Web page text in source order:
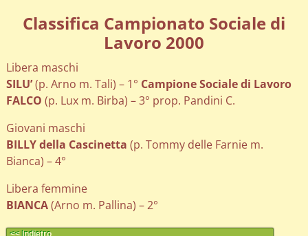
Classifica Campionato Sociale di
Lavoro 2000
Libera maschi
SILU’(p. Arno m. Tali) – 1° Campione Sociale di Lavoro
FALCO (p. Lux m. Birba) – 3° prop. Pandini C.
Giovani maschi
BILLY della Cascinetta (p. Tommy delle Farnie m.
Bianca) – 4°
Libera femmine
BIANCA(Arno m. Pallina) – 2°
<< Indietro